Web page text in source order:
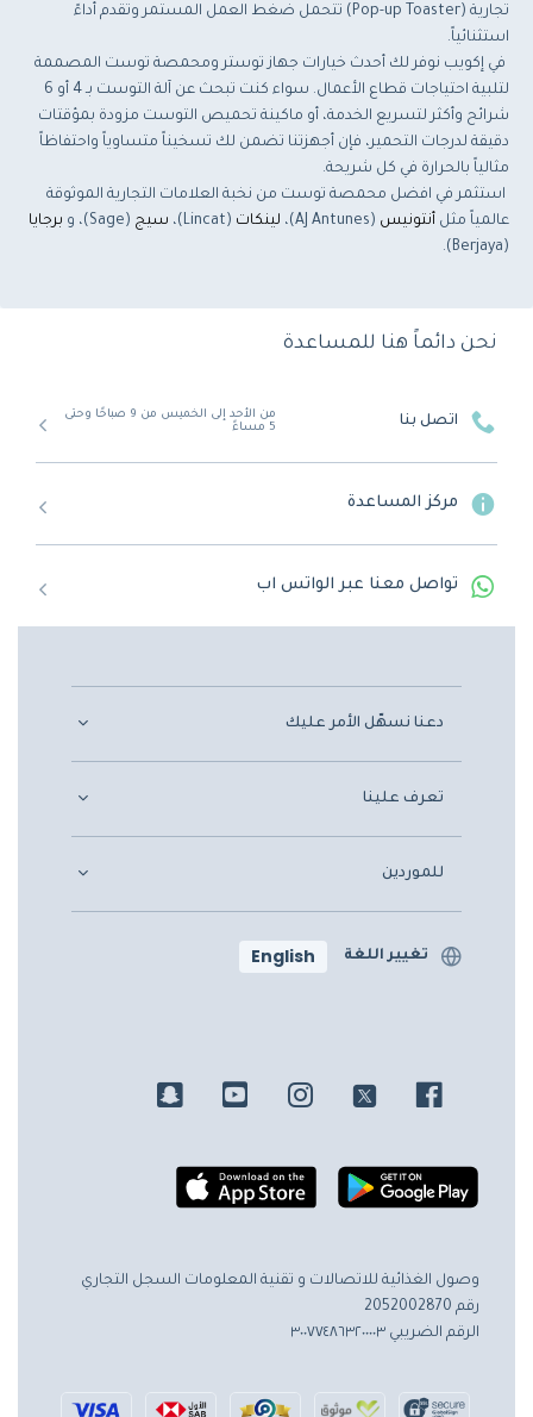
تجارية (Pop-up Toaster) تتحمل ضغط العمل المستمر وتقدم أداءً
استثنائياً.
في إكويب نوفر لك أحدث خيارات جهاز توستر ومحمصة توست المصممة
لتلبية احتياجات قطاع الأعمال. سواء كنت تبحث عن آلة التوست بـ 4 أو 6
شرائح وأكثر لتسريع الخدمة، أو ماكينة تحميص التوست مزودة بمؤقتات
دقيقة لدرجات التحمير، فإن أجهزتنا تضمن لك تسخيناً متساوياً واحتفاظاً
مثالياً بالحرارة في كل شريحة.
استثمر في افضل محمصة توست من نخبة العلامات التجارية الموثوقة
عالمياً مثل أنتونيس (AJ Antunes)، لينكات (Lincat)، سيج (Sage)، و
برجايا
(Berjaya).
نحن دائماً هنا للمساعدة
اتصل بنا
من الأحد إلى الخميس من 9 صباحًا وحتى
5 مساءً
مركز المساعدة
تواصل معنا عبر الواتس اب
دعنا نسهّل الأمر عليك
تعرف علينا
للموردين
تغيير اللغة English
وصول الغذائية للاتصالات و تقنية المعلومات السجل التجاري
رقم 2052002870
الرقم الضريبي ٣٠٠٧٧٤٨٦٣٢٠٠٠٠٣